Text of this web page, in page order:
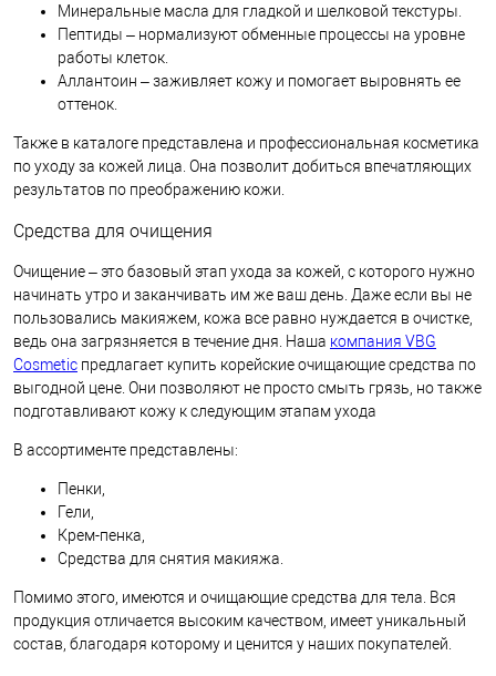
Минеральные масла для гладкой и шелковой текстуры.
Пептиды – нормализуют обменные процессы на уровне
работы клеток.
Аллантоин – заживляет кожу и помогает выровнять ее
оттенок.
Также в каталоге представлена и профессиональная косметика
по уходу за кожей лица. Она позволит добиться впечатляющих
результатов по преображению кожи.
Средства для очищения
Очищение – это базовый этап ухода за кожей, с которого нужно
начинать утро и заканчивать им же ваш день. Даже если вы не
пользовались макияжем, кожа все равно нуждается в очистке,
ведь она загрязняется в течение дня. Наша компания VBG
Cosmetic предлагает купить корейские очищающие средства по
выгодной цене. Они позволяют не просто смыть грязь, но также
подготавливают кожу к следующим этапам ухода
В ассортименте представлены:
Пенки,
Гели,
Крем-пенка,
Средства для снятия макияжа.
Помимо этого, имеются и очищающие средства для тела. Вся
продукция отличается высоким качеством, имеет уникальный
состав, благодаря которому и ценится у наших покупателей.